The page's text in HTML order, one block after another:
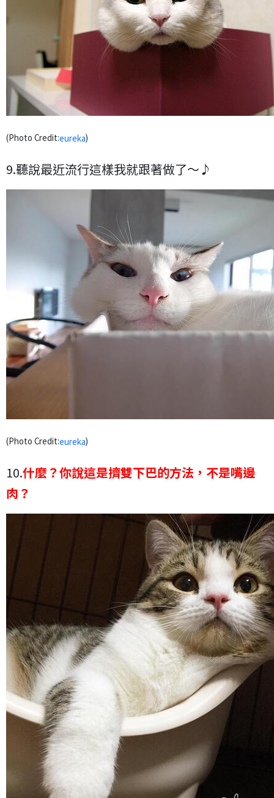
(Photo Credit:eureka)
9.聽說最近流行這樣我就跟著做了～♪
(Photo Credit:eureka)
10.什麼？你說這是擠雙下巴的方法，不是嘴邊
肉？